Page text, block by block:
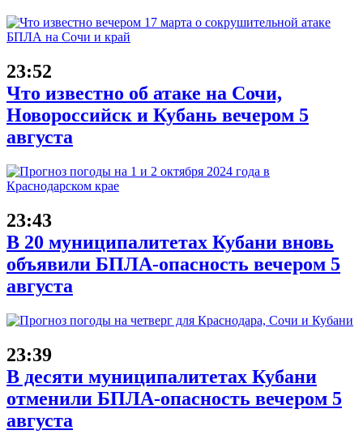
23:52
Что известно об атаке на Сочи,
Новороссийск и Кубань вечером 5
августа
23:43
В 20 муниципалитетах Кубани вновь
объявили БПЛА-опасность вечером 5
августа
23:39
В десяти муниципалитетах Кубани
отменили БПЛА-опасность вечером 5
августа